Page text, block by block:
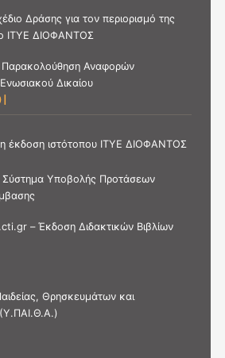
Δράσης για τον περιορισμό της
ΙΤΥΕ ΔΙΟΦΑΝΤΟΣ
Παρακολούθηση Αναφορών
Δικαίου
έκδοση ιστότοπου ΙΤΥΕ ΔΙΟΦΑΝΤΟΣ
Υποβολής Προτάσεων
– Έκδοση Διδακτικών Βιβλίων
Θρησκευμάτων και